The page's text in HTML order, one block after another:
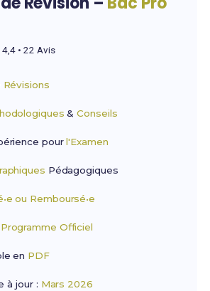
4,4 • 22 Avis
Révisions
&Conseils
pourl'Examen
Pédagogiques
ou Remboursé•e
Programme Officiel
en PDF
à jour : Mars 2026